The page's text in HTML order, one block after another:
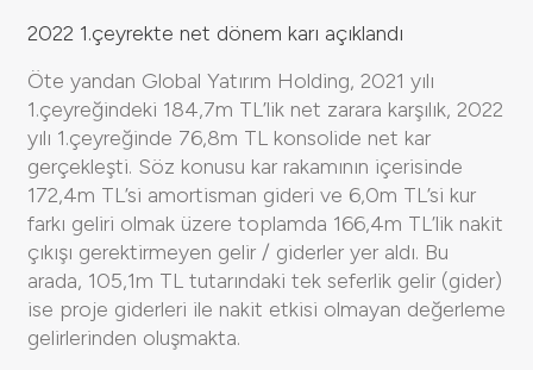
2022 1.çeyrekte net dönem karı açıklandı
Öte yandan Global Yatırım Holding, 2021 yılı
1.çeyreğindeki 184,7m TL’lik net zarara karşılık, 2022
yılı 1.çeyreğinde 76,8m TL konsolide net kar
gerçekleşti. Söz konusu kar rakamının içerisinde
172,4m TL’si amortisman gideri ve 6,0m TL’si kur
farkı geliri olmak üzere toplamda 166,4m TL’lik nakit
çıkışı gerektirmeyen gelir / giderler yer aldı. Bu
arada, 105,1m TL tutarındaki tek seferlik gelir (gider)
ise proje giderleri ile nakit etkisi olmayan değerleme
gelirlerinden oluşmakta.